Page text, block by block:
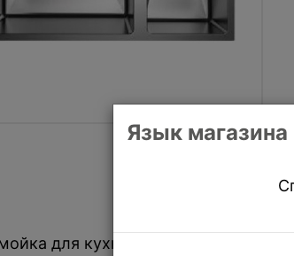
Язык магазина
для кухни под столешницу